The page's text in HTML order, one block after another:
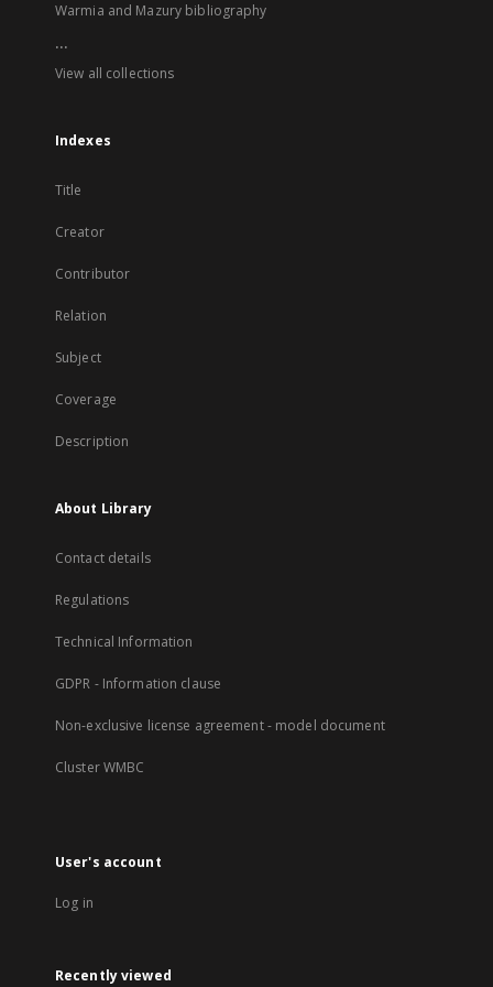
Warmia and Mazury bibliography
...
View all collections
Indexes
Title
Creator
Contributor
Relation
Subject
Coverage
Description
About Library
Contact details
Regulations
Technical Information
GDPR - Information clause
Non-exclusive license agreement - model document
Cluster WMBC
User's account
Log in
Recently viewed